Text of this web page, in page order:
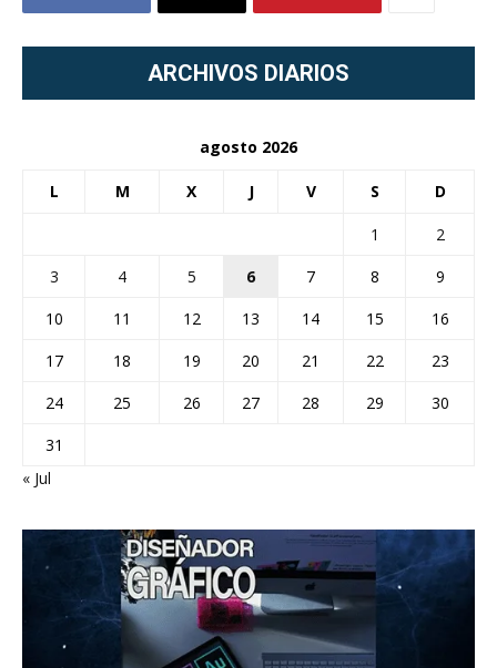
ARCHIVOS DIARIOS
agosto 2026
L M X J V S D
1
2
3
4 5 6 7 8
9
10
11 12 13 14 15
16
17
18 19 20 21 22
23
24
25 26 27 28 29
30
31
« Jul